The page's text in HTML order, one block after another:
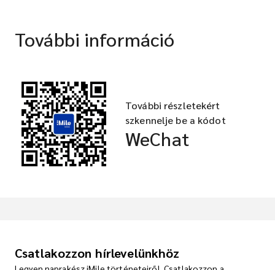
További információ
További részletekért
szkennelje be a kódot
WeChat
Csatlakozzon hírlevelünkhöz